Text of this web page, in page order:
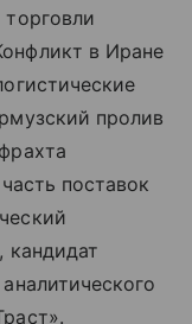
в Иране
пролив
поставок
кандидат